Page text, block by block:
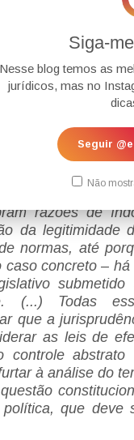
Siga-
Nesse blog temos as
jurídicos, mas no
Seguir
Não
até por ser
ordem jurídica e
da
admissível
da
de atos
de
forma de
envolverem
submetidos a
jurisdição
razões de
da legitimidade
normas, até
concreto – há
submetido
(...) Todas
que a
as leis de
controle abstrato
à análise do
que deve